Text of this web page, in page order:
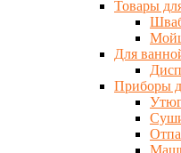
Товары
Для
Приборы